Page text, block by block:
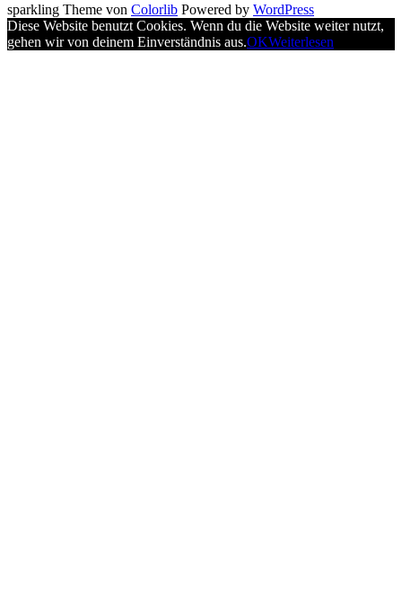
sparkling Theme von Colorlib Powered by WordPress
Diese Website benutzt Cookies. Wenn du die Website weiter nutzt,
gehen wir von deinem Einverständnis aus.OKWeiterlesen